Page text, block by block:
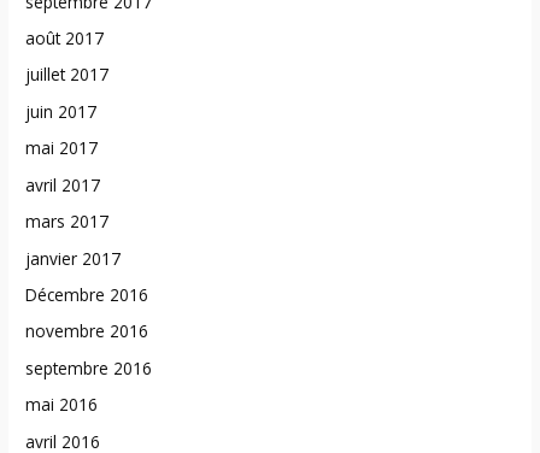
août 2017
juillet 2017
juin 2017
mai 2017
avril 2017
mars 2017
janvier 2017
Décembre 2016
novembre 2016
septembre 2016
mai 2016
avril 2016